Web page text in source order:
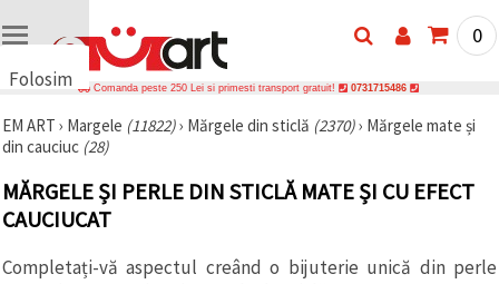
Folosim
uri
🍪 Folosim
cookie-uri
și
tehnologii
similare
asigura
0
Comanda peste 250 Lei si primesti transport gratuit! 0731715486
EM ART › Margele (11822)› Mărgele din sticlă (2370)› Mărgele mate și
din cauciuc (28)
MĂRGELE ȘI PERLE DIN STICLĂ MATE ȘI CU EFECT
CAUCIUCAT
Completați-vă aspectul creând o bijuterie unică din perle